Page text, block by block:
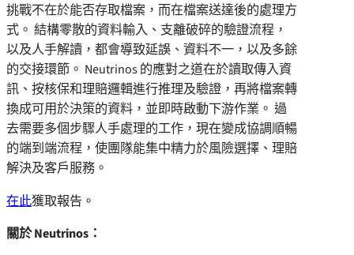
挑戰不在於能否存取檔案，而在檔案送達後的處理方
式。 結構零散的資料輸入、支離破碎的驗證流程，
以及人手解讀，都會導致延誤、資料不一，以及多餘
的交接環節。 Neutrinos 的應對之道在於讀取傳入資
訊、按核保和理賠邏輯進行推理及驗證，再將檔案轉
換成可用於決策的資料，並即時啟動下游作業。 過
去需要多個步驟人手處理的工作，現在變成協調順暢
的端到端流程，使團隊能集中精力於風險選擇、理賠
解決及客戶服務。
在此獲取報告。
關於 Neutrinos：